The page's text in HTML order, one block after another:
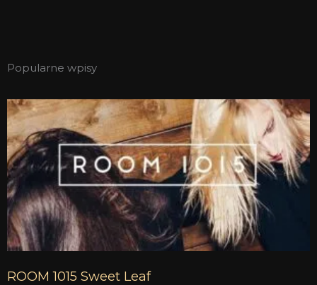
Popularne wpisy
ROOM 1015 Sweet Leaf